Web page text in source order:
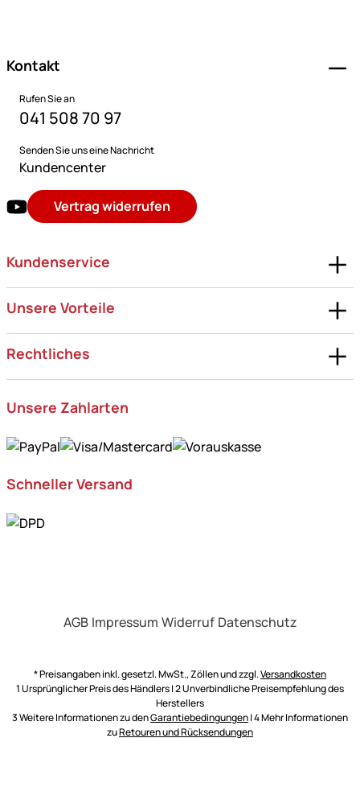
Kontakt
Rufen Sie an
041 508 70 97
Senden Sie uns eine Nachricht
Kundencenter
Vertrag widerrufen
Kundenservice
Unsere Vorteile
Rechtliches
Unsere Zahlarten
Schneller Versand
AGB Impressum Widerruf Datenschutz
* Preisangaben inkl. gesetzl. MwSt., Zöllen und zzgl.Versandkosten
1 Ursprünglicher Preis des Händlers | 2 Unverbindliche Preisempfehlung des
Herstellers
3 Weitere Informationen zu denGarantiebedingungen| 4 Mehr Informationen
zuRetouren und Rücksendungen